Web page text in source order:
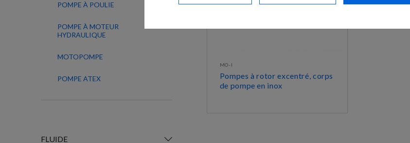
POMPE À POULIE
POMPE À MOTEUR
HYDRAULIQUE
MOTOPOMPE
POMPE ATEX
FLUIDE
MO-I
Pompes à rotor excentré, corps
de pompe en inox